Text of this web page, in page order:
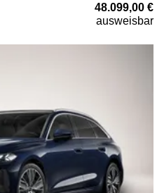
48.099,00 €
ausweisbar